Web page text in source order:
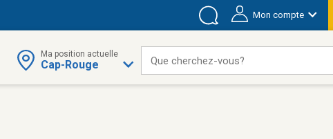
Mon compte
Ma position actuelle
Cap-Rouge Que cherchez-vous?